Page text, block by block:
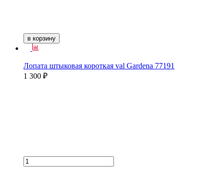
в корзину
Лопата штыковая короткая val Gardena 77191
1 300 ₽